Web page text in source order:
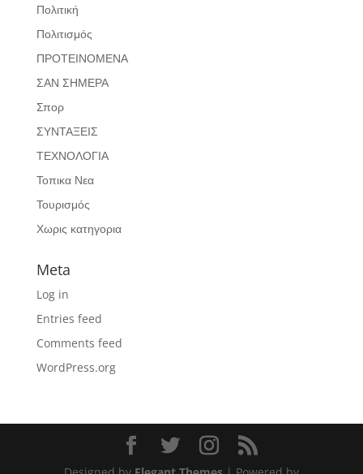
Πολιτική
Πολιτισμός
ΠΡΟΤΕΙΝΟΜΕΝΑ
ΣΑΝ ΣΗΜΕΡΑ
Σπορ
ΣΥΝΤΑΞΕΙΣ
ΤΕΧΝΟΛΟΓΙΑ
Τοπικα Νεα
Τουρισμός
Χωρις κατηγορια
Meta
Log in
Entries feed
Comments feed
WordPress.org